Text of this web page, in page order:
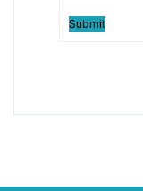
Submit